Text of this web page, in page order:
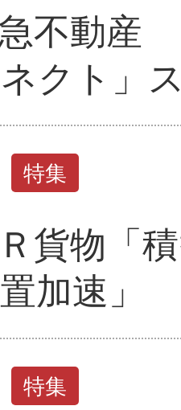
不動産
クト」
特集
貨物「
加速」
特集